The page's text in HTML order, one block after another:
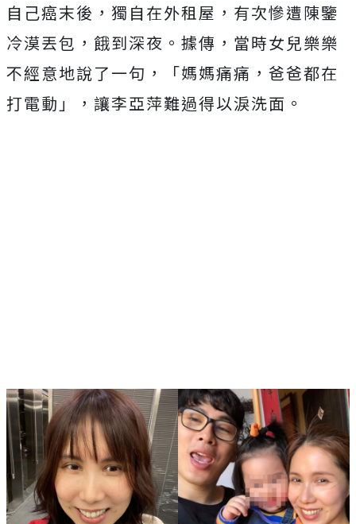
自己癌末後，獨自在外租屋，有次慘遭陳鑒
冷漠丟包，餓到深夜。據傳，當時女兒樂樂
不經意地說了一句，「媽媽痛痛，爸爸都在
打電動」，讓李亞萍難過得以淚洗面。